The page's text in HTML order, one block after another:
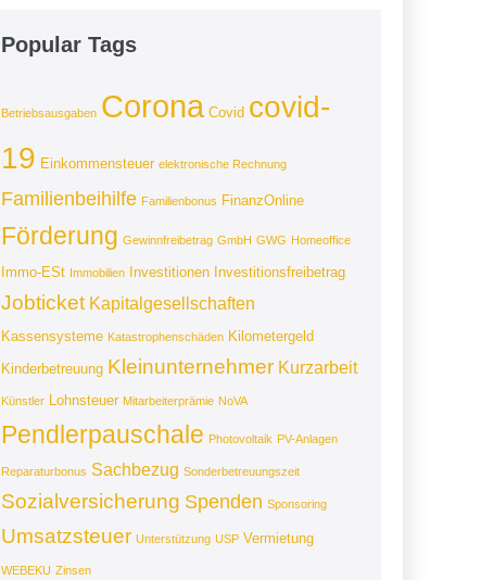
Popular Tags
Betriebsausgaben Corona Covid covid-
19 Einkommensteuer elektronische Rechnung
Familienbeihilfe Familienbonus FinanzOnline
Förderung Gewinnfreibetrag GmbH GWG Homeoffice
Immo-ESt Immobilien Investitionen Investitionsfreibetrag
Jobticket Kapitalgesellschaften
Kassensysteme Katastrophenschäden Kilometergeld
Kinderbetreuung Kleinunternehmer Kurzarbeit
Künstler Lohnsteuer Mitarbeiterprämie NoVA
Pendlerpauschale Photovoltaik PV-Anlagen
Reparaturbonus Sachbezug Sonderbetreuungszeit
Sozialversicherung Spenden Sponsoring
Umsatzsteuer Unterstützung USP Vermietung
WEBEKU Zinsen